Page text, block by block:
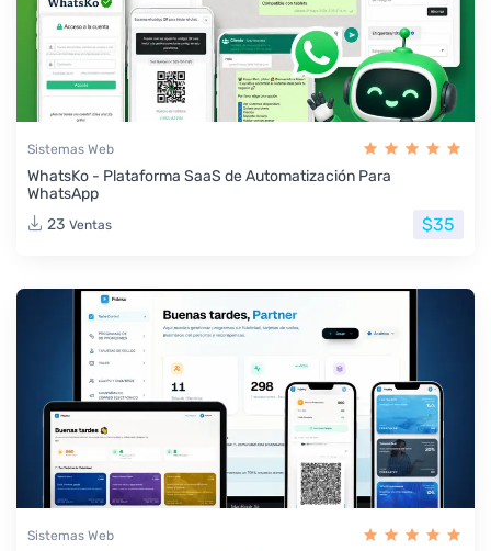
Sistemas Web
WhatsKo - Plataforma SaaS de Automatización Para
WhatsApp
23 Ventas $35
Sistemas Web